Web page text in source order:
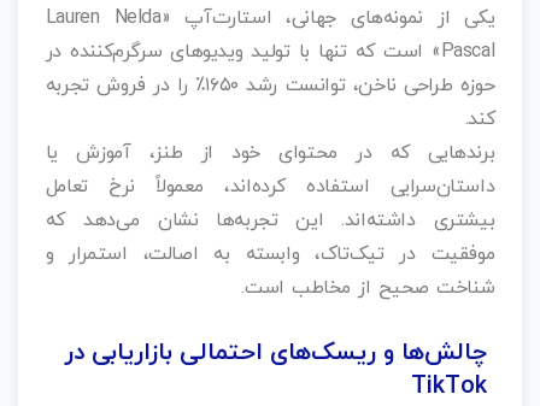
یکی از نمونه‌های جهانی، استارت‌آپ «Lauren Nelda
Pascal» است که تنها با تولید ویدیوهای سرگرم‌کننده در
حوزه طراحی ناخن، توانست رشد ۱۶۵۰٪ را در فروش تجربه
کند.
برندهایی که در محتوای خود از طنز، آموزش یا
داستان‌سرایی استفاده کرده‌اند، معمولاً نرخ تعامل
بیشتری داشته‌اند. این تجربه‌ها نشان می‌دهد که
موفقیت در تیک‌تاک، وابسته به اصالت، استمرار و
شناخت صحیح از مخاطب است.
چالش‌ها و ریسک‌های احتمالی بازاریابی در
TikTok